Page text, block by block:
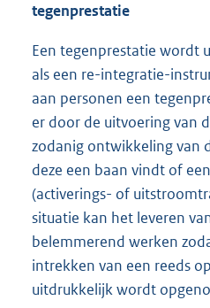
tegenprestatie
Een tegenprestatie wordt
als een re-integratie-
aan personen een
er door de uitvoering van
zodanig ontwikkeling van
deze een baan vindt of
(activerings- of
situatie kan het leveren
belemmerend werken
intrekken van een reeds
uitdrukkelijk wordt